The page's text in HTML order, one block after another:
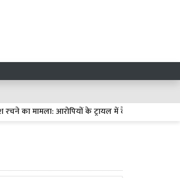
आरोपियों के ट्रायल में देरी पर हाईकोर्ट सख्त, मांगी